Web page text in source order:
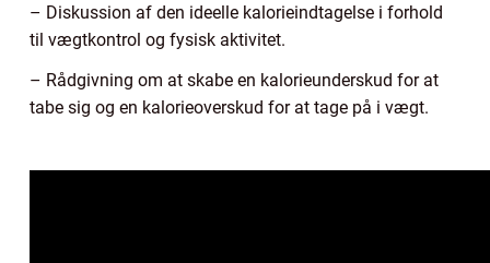
– Diskussion af den ideelle kalorieindtagelse i forhold
til vægtkontrol og fysisk aktivitet.
– Rådgivning om at skabe en kalorieunderskud for at
tabe sig og en kalorieoverskud for at tage på i vægt.